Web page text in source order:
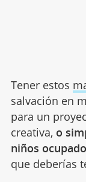
Tener estos
salvación en
para un
creativa, o
niños
que deberías